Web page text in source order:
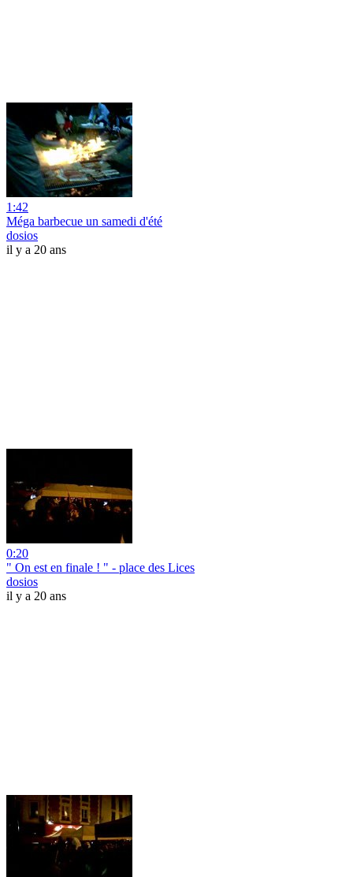
1:42
Méga barbecue un samedi d'été
dosios
il y a 20 ans
0:20
" On est en finale ! " - place des Lices
dosios
il y a 20 ans